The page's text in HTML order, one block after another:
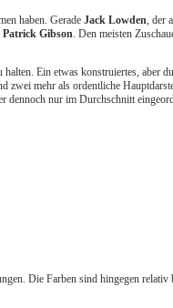
haben. Gerade Jack Lowden, der
Patrick Gibson. Den meisten
Ein etwas konstruiertes, aber
mehr als ordentliche
dennoch nur im Durchschnitt
Die Farben sind hingegen